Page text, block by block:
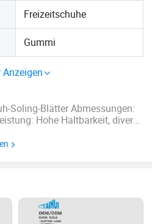
Freizeitschuhe
Gummi
Anzeigen
Soling-Blätter Abmessungen:
Hohe Haltbarkeit, diverse
Speziell für